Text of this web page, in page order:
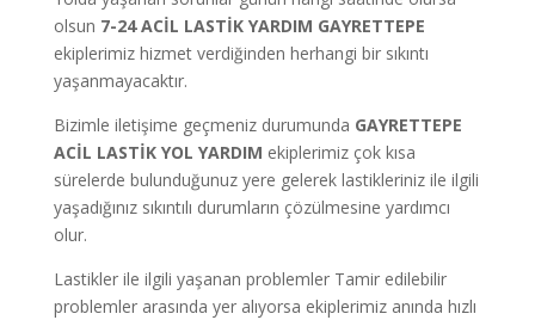
olsun 7-24ACİL LASTİK YARDIM GAYRETTEPE
ekiplerimiz hizmet verdiğinden herhangi bir sıkıntı
yaşanmayacaktır.
Bizimle iletişime geçmeniz durumunda GAYRETTEPE
ACİL LASTİK YOL YARDIM ekiplerimiz çok kısa
sürelerde bulunduğunuz yere gelerek lastikleriniz ile ilgili
yaşadığınız sıkıntılı durumların çözülmesine yardımcı
olur.
Lastikler ile ilgili yaşanan problemler Tamir edilebilir
problemler arasında yer alıyorsa ekiplerimiz anında hızlı